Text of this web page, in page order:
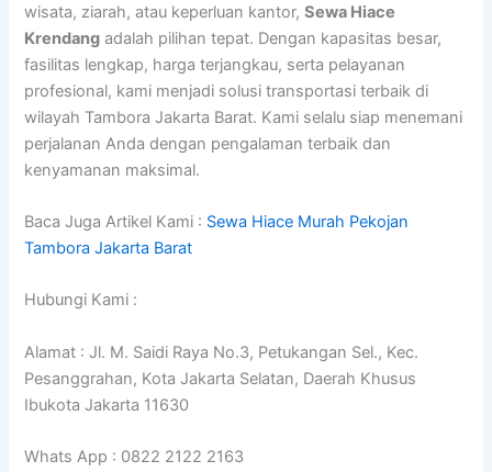
wisata, ziarah, atau keperluan kantor,Sewa Hiace
Krendang adalah pilihan tepat. Dengan kapasitas besar,
fasilitas lengkap, harga terjangkau, serta pelayanan
profesional, kami menjadi solusi transportasi terbaik di
wilayah Tambora Jakarta Barat. Kami selalu siap menemani
perjalanan Anda dengan pengalaman terbaik dan
kenyamanan maksimal.
Baca Juga Artikel Kami : Sewa Hiace Murah Pekojan
Tambora Jakarta Barat
Hubungi Kami :
Alamat : Jl. M. Saidi Raya No.3, Petukangan Sel., Kec.
Pesanggrahan, Kota Jakarta Selatan, Daerah Khusus
Ibukota Jakarta 11630
Whats App : 0822 2122 2163